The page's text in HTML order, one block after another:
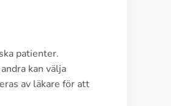
patienter.
kan välja
av läkare för att